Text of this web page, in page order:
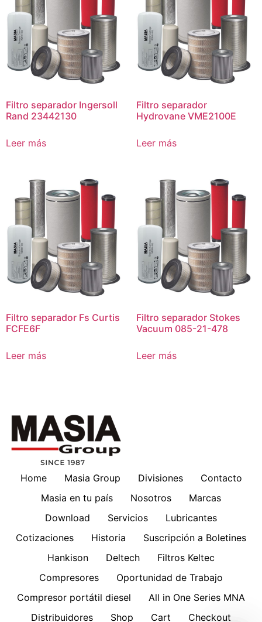
Filtro separador Ingersoll
Rand 23442130
Leer más
Filtro separador
Hydrovane VME2100E
Leer más
Filtro separador Fs Curtis
FCFE6F
Leer más
Filtro separador Stokes
Vacuum 085-21-478
Leer más
Home Masia Group Divisiones
Contacto
Masia en tu país
Nosotros
Marcas
Download
Servicios
Lubricantes
Cotizaciones
Historia
Suscripción a Boletines
Hankison
Deltech
Filtros Keltec
Compresores
Oportunidad de Trabajo
Compresor portátil diesel
All in One Series MNA
Distribuidores
Shop Cart Checkout